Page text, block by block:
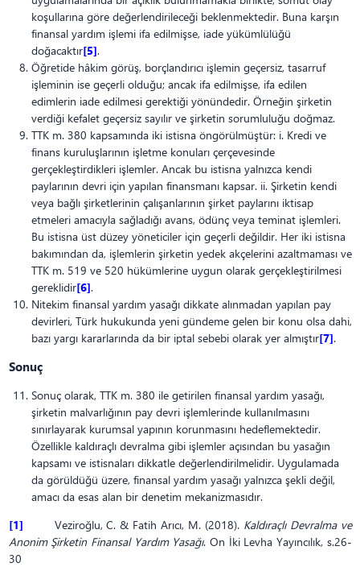
koşullarına göre değerlendirileceği beklenmektedir. Buna karşın
finansal yardım işlemi ifa edilmişse, iade yükümlülüğü
doğacaktır[5].
Öğretide hâkim görüş, borçlandırıcı işlemin geçersiz, tasarruf
işleminin ise geçerli olduğu; ancak ifa edilmişse, ifa edilen
edimlerin iade edilmesi gerektiği yönündedir. Örneğin şirketin
verdiği kefalet geçersiz sayılır ve şirketin sorumluluğu doğmaz.
TTK m. 380 kapsamında iki istisna öngörülmüştür: i. Kredi ve
finans kuruluşlarının işletme konuları çerçevesinde
gerçekleştirdikleri işlemler. Ancak bu istisna yalnızca kendi
paylarının devri için yapılan finansmanı kapsar. ii. Şirketin kendi
veya bağlı şirketlerinin çalışanlarının şirket paylarını iktisap
etmeleri amacıyla sağladığı avans, ödünç veya teminat işlemleri.
Bu istisna üst düzey yöneticiler için geçerli değildir. Her iki istisna
bakımından da, işlemlerin şirketin yedek akçelerini azaltmaması ve
TTK m. 519 ve 520 hükümlerine uygun olarak gerçekleştirilmesi
gereklidir[6].
Nitekim finansal yardım yasağı dikkate alınmadan yapılan pay
devirleri, Türk hukukunda yeni gündeme gelen bir konu olsa dahi,
bazı yargı kararlarında da bir iptal sebebi olarak yer almıştır[7].
Sonuç
Sonuç olarak, TTK m. 380 ile getirilen finansal yardım yasağı,
şirketin malvarlığının pay devri işlemlerinde kullanılmasını
sınırlayarak kurumsal yapının korunmasını hedeflemektedir.
Özellikle kaldıraçlı devralma gibi işlemler açısından bu yasağın
kapsamı ve istisnaları dikkatle değerlendirilmelidir. Uygulamada
da görüldüğü üzere, finansal yardım yasağı yalnızca şekli değil,
amacı da esas alan bir denetim mekanizmasıdır.
[1] Veziroğlu, C. & Fatih Arıcı, M. (2018). Kaldıraçlı Devralma ve
Anonim Şirketin Finansal Yardım Yasağı. On İki Levha Yayıncılık, s.26-
30